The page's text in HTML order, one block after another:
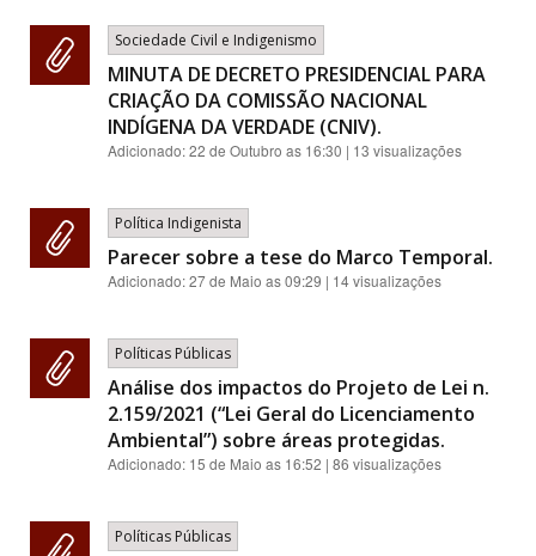
Sociedade Civil e Indigenismo
MINUTA DE DECRETO PRESIDENCIAL PARA
CRIAÇÃO DA COMISSÃO NACIONAL
INDÍGENA DA VERDADE (CNIV).
Adicionado:22 de Outubro as 16:30 | 13 visualizações
Política Indigenista
Parecer sobre a tese do Marco Temporal.
Adicionado:27 de Maio as 09:29 | 14 visualizações
Políticas Públicas
Análise dos impactos do Projeto de Lei n.
2.159/2021 (“Lei Geral do Licenciamento
Ambiental”) sobre áreas protegidas.
Adicionado: 15 de Maio as 16:52 | 86 visualizações
Políticas Públicas